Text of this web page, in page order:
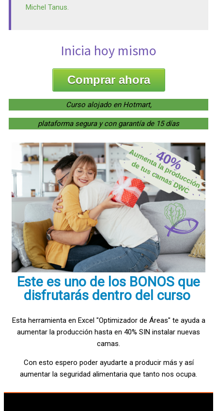
Michel Tanus.
Inicia hoy mismo
Comprar ahora
Curso alojado en Hotmart,
plataforma segura y con garantía de 15 días
Este es uno de los BONOS que
disfrutarás dentro del curso
Esta herramienta en Excel "Optimizador de Áreas" te ayuda a
aumentar la producción hasta en 40% SIN instalar nuevas
camas.
Con esto espero poder ayudarte a producir más y así
aumentar la seguridad alimentaria que tanto nos ocupa.